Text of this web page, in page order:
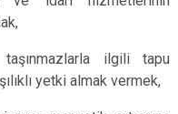
ilgili tapu
yetki almak vermek,